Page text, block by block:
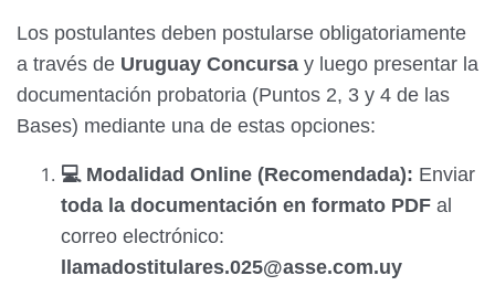
Los postulantes deben postularse obligatoriamente
a través de Uruguay Concursa y luego presentar la
documentación probatoria (Puntos 2, 3 y 4 de las
Bases) mediante una de estas opciones:
💻 Modalidad Online (Recomendada): Enviar
toda la documentación en formato PDF al
correo electrónico:
llamadostitulares.025@asse.com.uy